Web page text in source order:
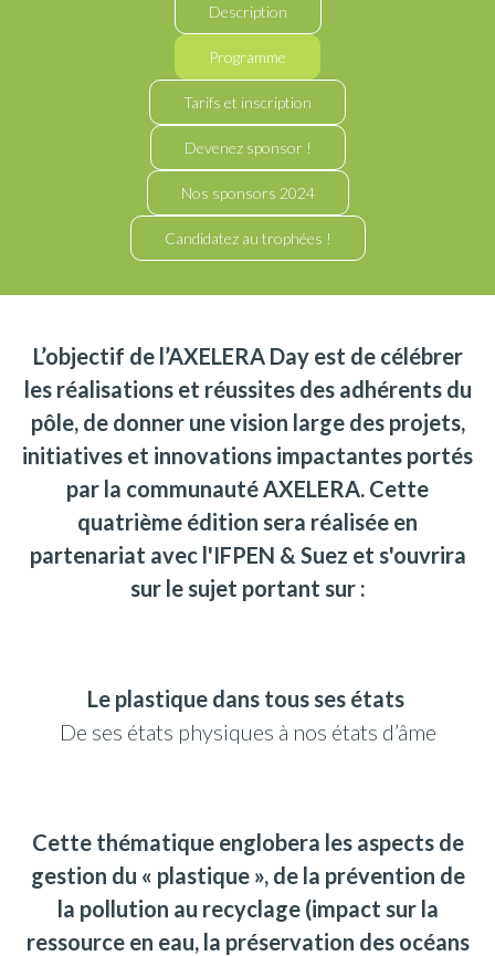
Description
Programme
Tarifs et inscription
Devenez sponsor !
Nos sponsors 2024
Candidatez au trophées !
L’objectif de l’AXELERA Day est de célébrer
les réalisations et réussites des adhérents du
pôle, de donner une vision large des projets,
initiatives et innovations impactantes portés
par la communauté AXELERA. Cette
quatrième édition sera réalisée en
partenariat avec l'IFPEN & Suez et s'ouvrira
sur le sujet portant sur :
Le plastique dans tous ses états
De ses états physiques à nos états d’âme
Cette thématique englobera les aspects de
gestion du « plastique », de la prévention de
la pollution au recyclage(impact sur la
ressource en eau, la préservation des océans